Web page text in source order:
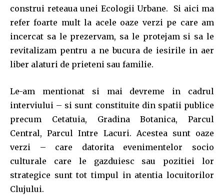
construi reteaua unei Ecologii Urbane. Si aici ma
refer foarte mult la acele oaze verzi pe care am
incercat sa le prezervam, sa le protejam si sa le
revitalizam pentru a ne bucura de iesirile in aer
liber alaturi de prieteni sau familie.
Le-am mentionat si mai devreme in cadrul
interviului – si sunt constituite din spatii publice
precum Cetatuia, Gradina Botanica, Parcul
Central, Parcul Intre Lacuri. Acestea sunt oaze
verzi – care datorita evenimentelor socio
culturale care le gazduiesc sau pozitiei lor
strategice sunt tot timpul in atentia locuitorilor
Clujului.